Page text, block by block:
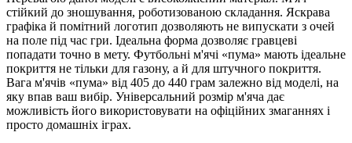
стійкий до зношування, роботизованою складання. Яскрава
графіка й помітний логотип дозволяють не випускати з очей
на поле під час гри. Ідеальна форма дозволяє гравцеві
попадати точно в мету. Футбольні м'ячі «пума» мають ідеальне
покриття не тільки для газону, а й для штучного покриття.
Вага м'ячів «пума» від 405 до 440 грам залежно від моделі, на
яку впав ваш вибір. Універсальний розмір м'яча дає
можливість його використовувати на офіційних змаганнях і
просто домашніх іграх.